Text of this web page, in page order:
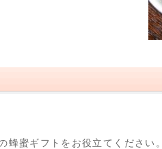
蜂蜜ギフトをお役立てください。